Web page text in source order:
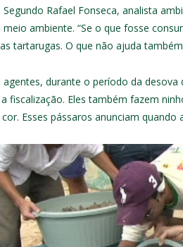
Rafael Fonseca, analista
ambiente. “Se o que fosse
tartarugas. O que não ajuda
agentes, durante o período da
a fiscalização. Eles também fazem
Esses pássaros anunciam